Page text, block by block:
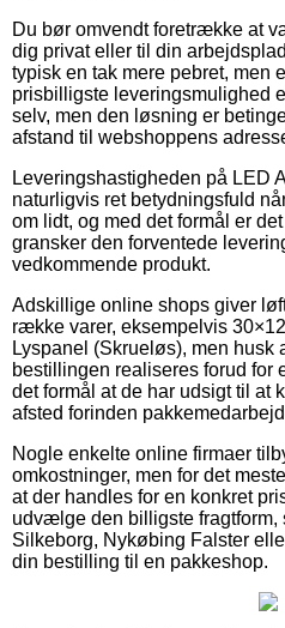
Du bør omvendt foretrække at
dig privat eller til din
typisk en tak mere pebret, men
prisbilligste leveringsmulighed
selv, men den løsning er
afstand til webshoppens
Leveringshastigheden på LED
naturligvis ret betydningsfuld
om lidt, og med det formål er
gransker den forventede
vedkommende produkt.
Adskillige online shops giver
række varer, eksempelvis
Lyspanel (Skrueløs), men husk
bestillingen realiseres forud for
det formål at de har udsigt til at
afsted forinden
Nogle enkelte online firmaer
omkostninger, men for det
at der handles for en konkret
udvælge den billigste fragtform,
Silkeborg, Nykøbing Falster
din bestilling til en pakkeshop.